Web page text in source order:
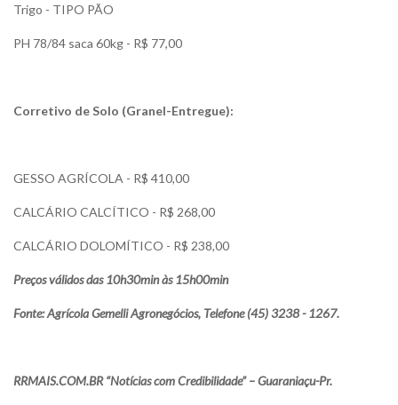
Trigo - TIPO PÃO
PH 78/84 saca 60kg - R$ 77,00
Corretivo de Solo (Granel-Entregue):
GESSO AGRÍCOLA - R$ 410,00
CALCÁRIO CALCÍTICO - R$ 268,00
CALCÁRIO DOLOMÍTICO - R$ 238,00
Preços válidos das 10h30min às 15h00min
Fonte: Agrícola Gemelli Agronegócios, Telefone (45) 3238 - 1267.
RRMAIS.COM.BR “Notícias com Credibilidade” – Guaraniaçu-Pr.